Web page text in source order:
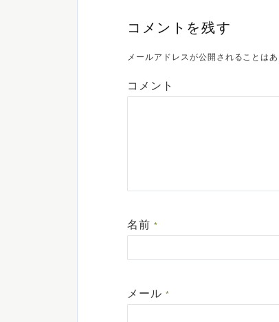
コメントを残す
メールアドレスが公開されることはあ
コメント
名前 *
メール *